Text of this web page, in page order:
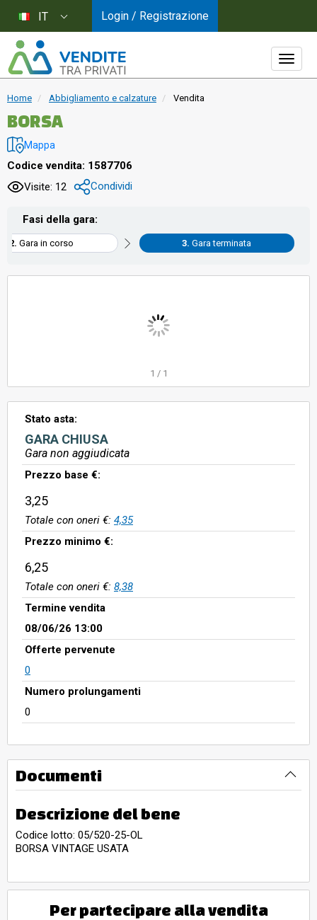
Home Abbigliamento e calzature Vendita
BORSA
Mappa
Codice vendita: 1587706
Visite: 12
Condividi
Fasi della gara:
Gara in corso Gara terminata
1 / 1
Stato asta:
GARA CHIUSA
Gara non aggiudicata
Prezzo base €:
3,25
Totale con oneri €: 4,35
Prezzo minimo €:
6,25
Totale con oneri €: 8,38
Termine vendita
08/06/26 13:00
Offerte pervenute
0
Numero prolungamenti
0
Documenti
Descrizione del bene
Codice lotto: 05/520-25-OL
BORSA VINTAGE USATA
Per partecipare alla vendita
IT Login / Registrazione